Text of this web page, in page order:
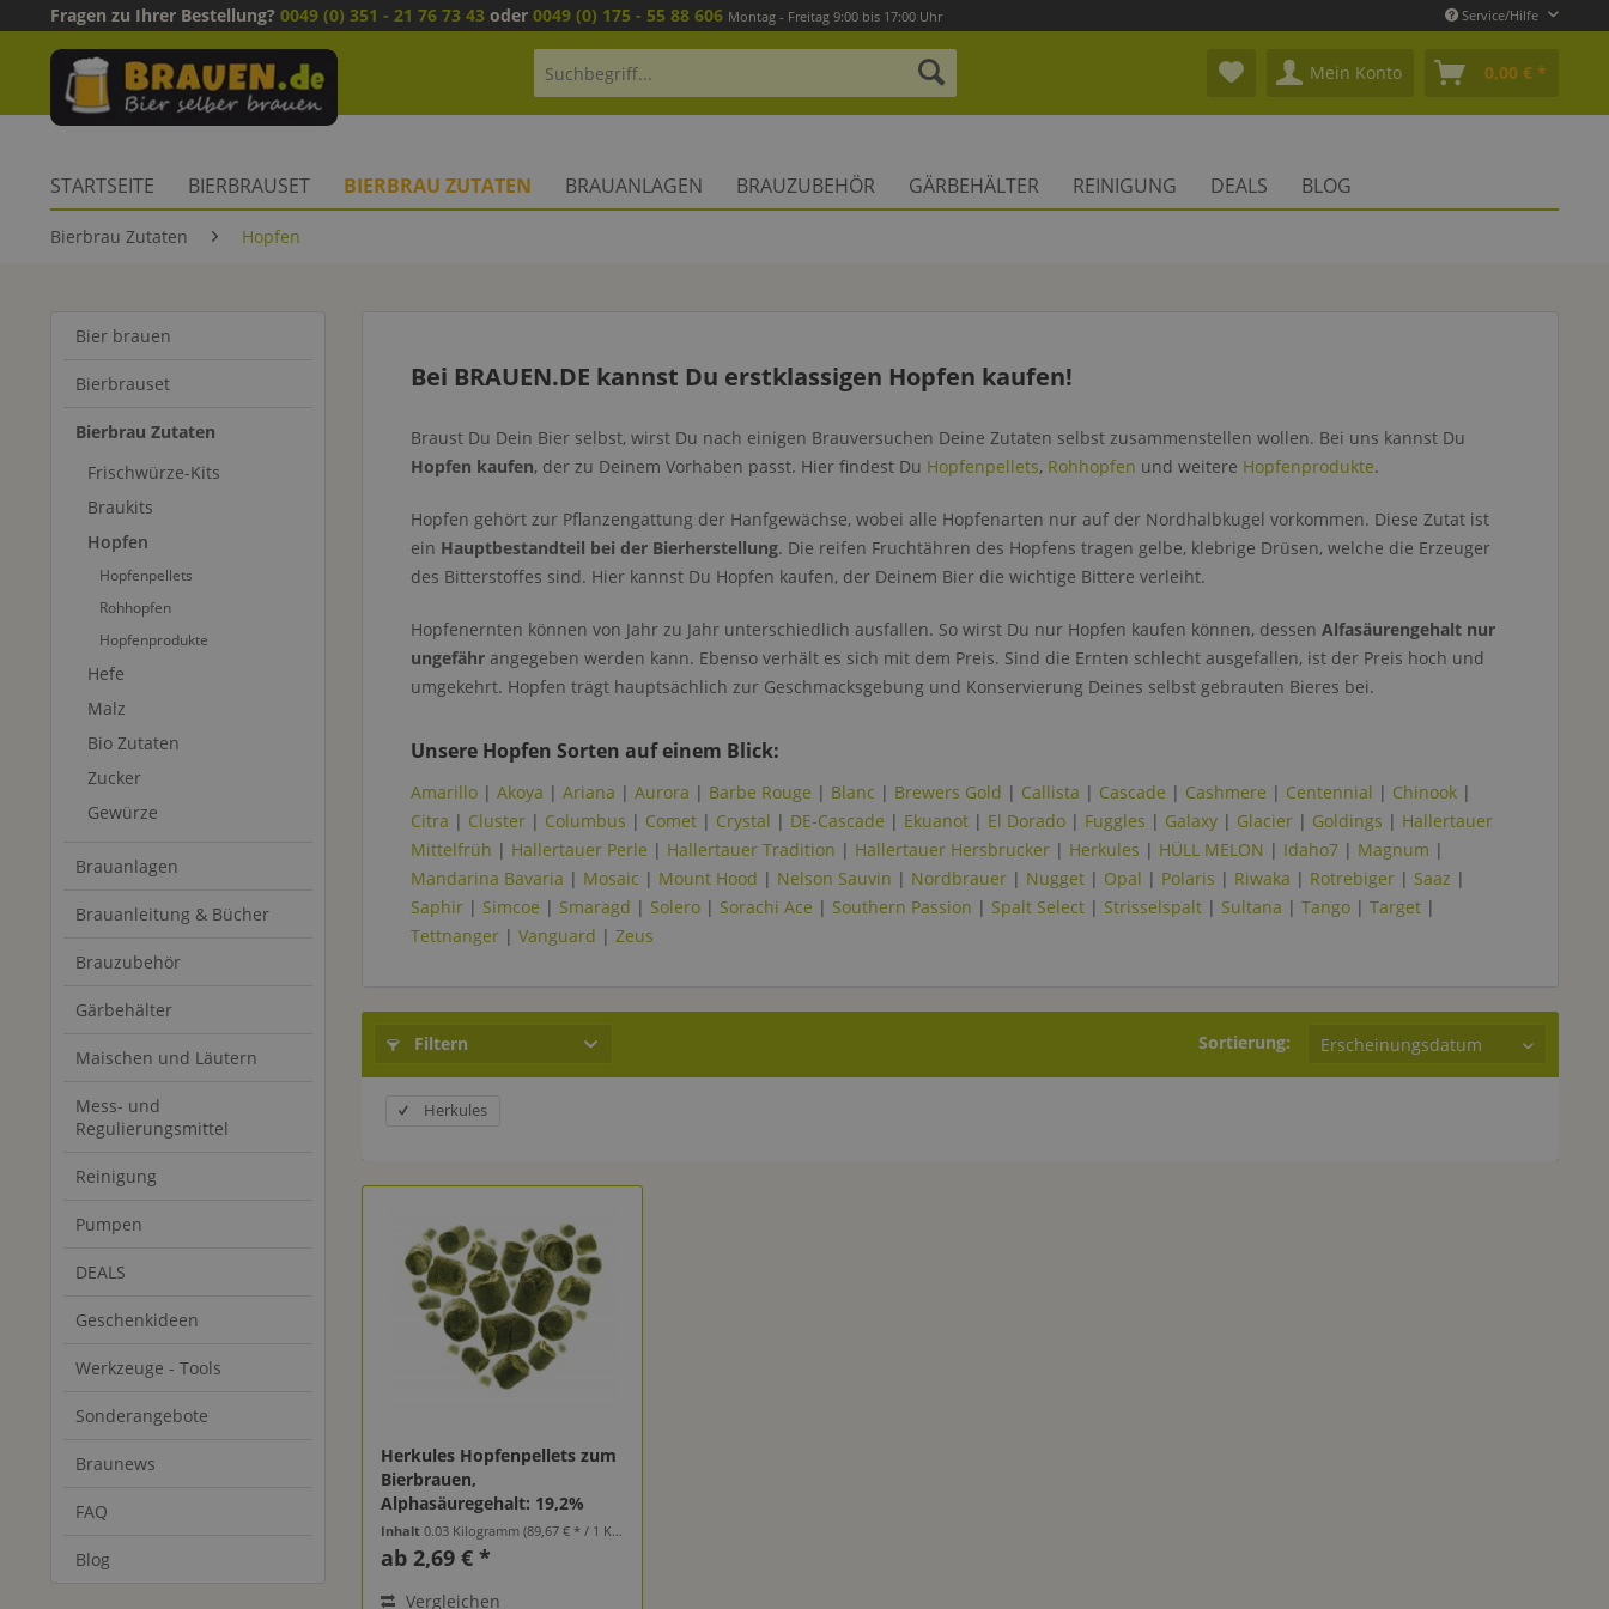
Fragen zu Ihrer Bestellung? 0049 (0) 351 - 21 76 73 43 oder 0049 (0) 175 - 55 88 606 Montag - Freitag 9:00 bis 17:00 Uhr Service/Hilfe
Mein Konto 0,00 € *
STARTSEITE BIERBRAUSET BIERBRAU ZUTATEN BRAUANLAGEN BRAUZUBEHÖR GÄRBEHÄLTER REINIGUNG DEALS BLOG
Bierbrau Zutaten Hopfen
Bier brauen
Bierbrauset
Bierbrau Zutaten
Frischwürze-Kits
Braukits
Hopfen
Hopfenpellets
Rohhopfen
Hopfenprodukte
Hefe
Malz
Bio Zutaten
Zucker
Gewürze
Brauanlagen
Brauanleitung & Bücher
Brauzubehör
Gärbehälter
Maischen und Läutern
Mess- und
Regulierungsmittel
Reinigung
Pumpen
DEALS
Geschenkideen
Werkzeuge - Tools
Sonderangebote
Braunews
FAQ
Blog
Bei BRAUEN.DE kannst Du erstklassigen Hopfen kaufen!
Braust Du Dein Bier selbst, wirst Du nach einigen Brauversuchen Deine Zutaten selbst zusammenstellen wollen. Bei uns kannst Du
Hopfen kaufen, der zu Deinem Vorhaben passt. Hier findest Du Hopfenpellets, Rohhopfen und weitere Hopfenprodukte.
Hopfen gehört zur Pflanzengattung der Hanfgewächse, wobei alle Hopfenarten nur auf der Nordhalbkugel vorkommen. Diese Zutat ist
ein Hauptbestandteil bei der Bierherstellung. Die reifen Fruchtähren des Hopfens tragen gelbe, klebrige Drüsen, welche die Erzeuger
des Bitterstoffes sind. Hier kannst Du Hopfen kaufen, der Deinem Bier die wichtige Bittere verleiht.
Hopfenernten können von Jahr zu Jahr unterschiedlich ausfallen. So wirst Du nur Hopfen kaufen können, dessen Alfasäurengehalt nur
ungefähr angegeben werden kann. Ebenso verhält es sich mit dem Preis. Sind die Ernten schlecht ausgefallen, ist der Preis hoch und
umgekehrt. Hopfen trägt hauptsächlich zur Geschmacksgebung und Konservierung Deines selbst gebrauten Bieres bei.
Unsere Hopfen Sorten auf einem Blick:
Amarillo | Akoya | Ariana | Aurora | Barbe Rouge | Blanc | Brewers Gold | Callista | Cascade | Cashmere | Centennial | Chinook |
Citra | Cluster | Columbus | Comet | Crystal | DE-Cascade | Ekuanot | El Dorado | Fuggles | Galaxy | Glacier | Goldings | Hallertauer
Mittelfrüh | Hallertauer Perle | Hallertauer Tradition | Hallertauer Hersbrucker | Herkules | HÜLL MELON | Idaho7 | Magnum |
Mandarina Bavaria | Mosaic | Mount Hood | Nelson Sauvin | Nordbrauer | Nugget | Opal | Polaris | Riwaka | Rotrebiger | Saaz |
Saphir | Simcoe | Smaragd | Solero | Sorachi Ace | Southern Passion | Spalt Select | Strisselspalt | Sultana | Tango | Target |
Tettnanger | Vanguard | Zeus
Filtern Sortierung:
Herkules
Herkules Hopfenpellets zum
Bierbrauen,
Alphasäuregehalt: 19,2%
Inhalt0.03 Kilogramm(89,67 € * / 1 Kilogramm)
ab 2,69 € *
Vergleichen